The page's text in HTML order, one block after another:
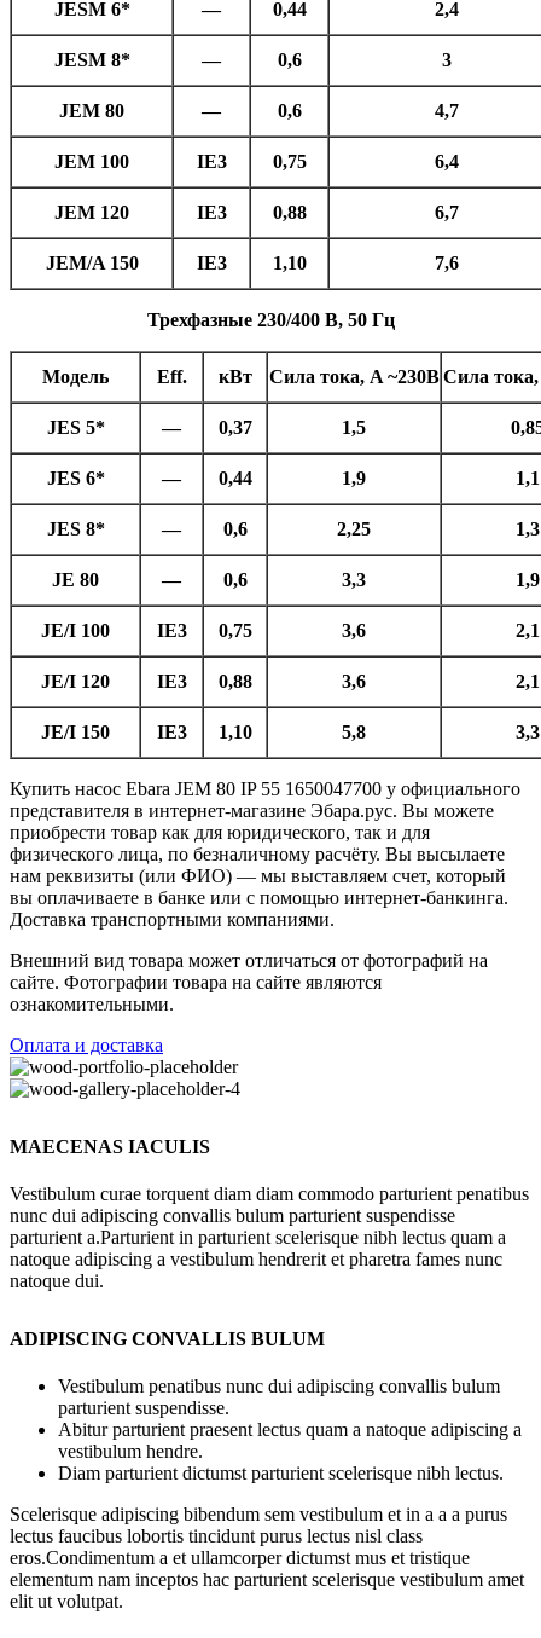
JESM 6* — 0,44 2,4
JESM 8* — 0,6 3
JEM 80 — 0,6 4,7
JEM 100 IE3 0,75 6,4
JEM 120 IE3 0,88 6,7
JEM/A 150 IE3 1,10 7,6
Трехфазные 230/400 В, 50 Гц
Модель Eff. кВт Сила тока, A ~230В Сила
JES 5* — 0,37 1,5
JES 6* — 0,44 1,9 1,1
JES 8* — 0,6 2,25 1,3
JE 80 — 0,6 3,3 1,9
JE/I 100 IE3 0,75 3,6 2,1
JE/I 120 IE3 0,88 3,6 2,1
JE/I 150 IE3 1,10 5,8 3,3
Купить насос Ebara JEM 80 IP 55 1650047700 у официального
представителя в интернет-магазине Эбара.рус. Вы можете
приобрести товар как для юридического, так и для
физического лица, по безналичному расчёту. Вы высылаете
нам реквизиты (или ФИО) — мы выставляем счет, который
вы оплачиваете в банке или с помощью интернет-банкинга.
Доставка транспортными компаниями.
Внешний вид товара может отличаться от фотографий на
сайте. Фотографии товара на сайте являются
ознакомительными.
Оплата и доставка
MAECENAS IACULIS
Vestibulum curae torquent diam diam commodo parturient penatibus
nunc dui adipiscing convallis bulum parturient suspendisse
parturient a.Parturient in parturient scelerisque nibh lectus quam a
natoque adipiscing a vestibulum hendrerit et pharetra fames nunc
natoque dui.
ADIPISCING CONVALLIS BULUM
Vestibulum penatibus nunc dui adipiscing convallis bulum
parturient suspendisse.
Abitur parturient praesent lectus quam a natoque adipiscing a
vestibulum hendre.
Diam parturient dictumst parturient scelerisque nibh lectus.
Scelerisque adipiscing bibendum sem vestibulum et in a a a purus
lectus faucibus lobortis tincidunt purus lectus nisl class
eros.Condimentum a et ullamcorper dictumst mus et tristique
elementum nam inceptos hac parturient scelerisque vestibulum amet
elit ut volutpat.